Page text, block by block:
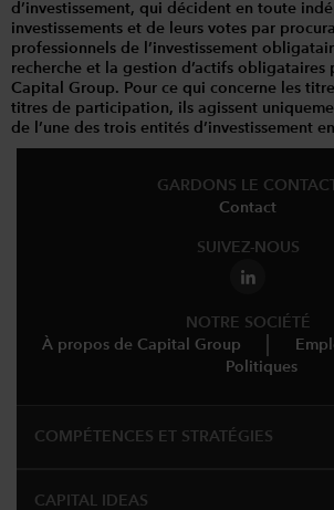
d’investissement, qui décident en toute
investissements et de leurs votes par
professionnels de l’investissement
recherche et la gestion d’actifs obligataires
Capital Group. Pour ce qui concerne les
titres de participation, ils agissent
de l’une des trois entités d’investissement
GARDONS LE CONTACT
Contact
SUIVEZ-NOUS
NOTRE SOCIÉTÉ
À propos de Capital Group
Politiques
COMPÉTENCES ET STRATÉGIES
CAPITAL IDEAS